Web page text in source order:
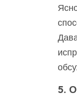
5.